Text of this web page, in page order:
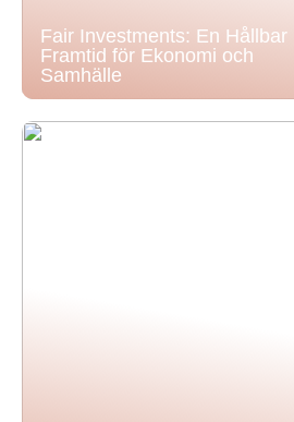
Fair Investments: En Hållbar
Framtid för Ekonomi och
Samhälle